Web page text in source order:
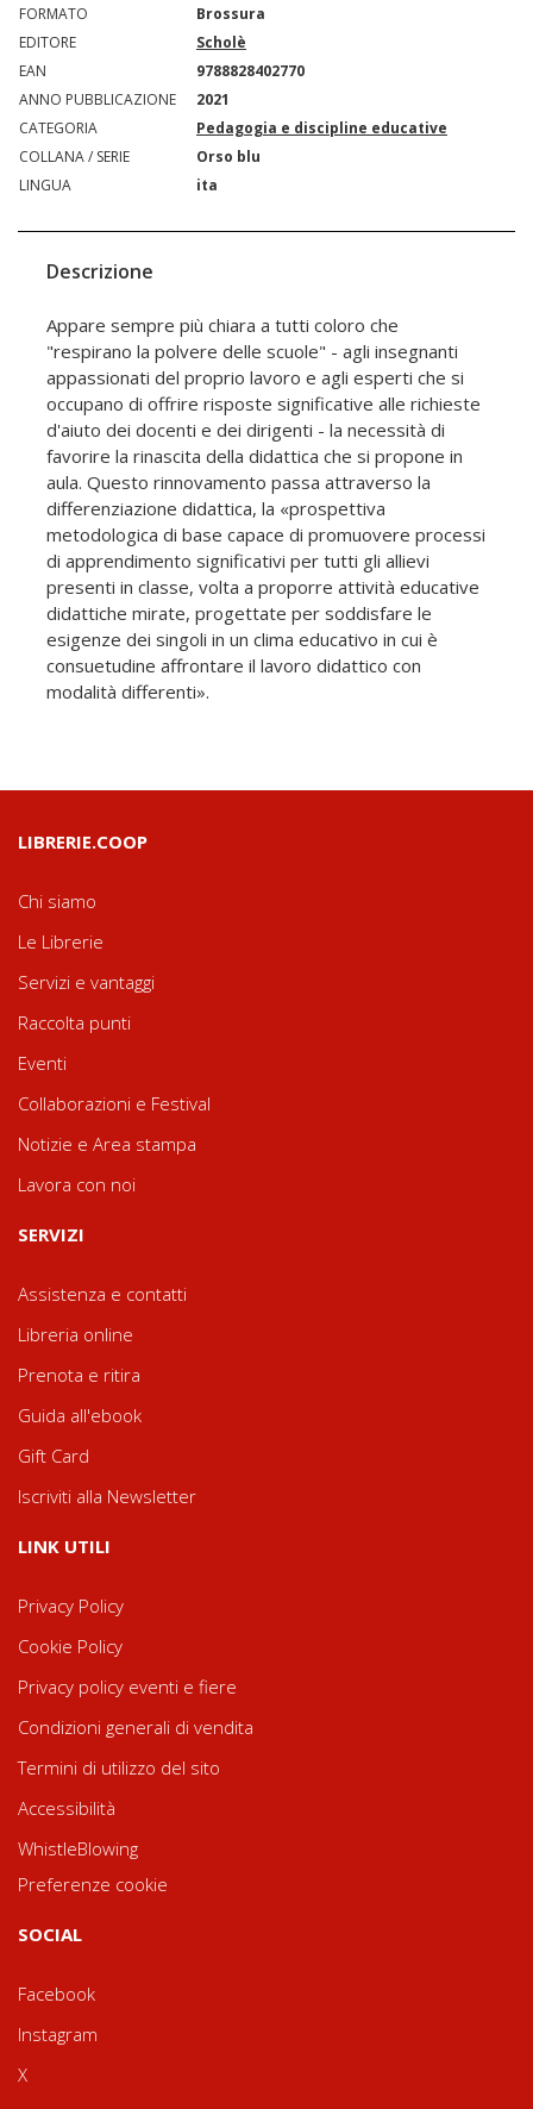
FORMATO
Brossura
EDITORE
Scholè
EAN
9788828402770
ANNO PUBBLICAZIONE
2021
CATEGORIA
Pedagogia e discipline educative
COLLANA / SERIE
Orso blu
LINGUA
ita
Descrizione
Appare sempre più chiara a tutti coloro che
"respirano la polvere delle scuole" - agli insegnanti
appassionati del proprio lavoro e agli esperti che si
occupano di offrire risposte significative alle richieste
d'aiuto dei docenti e dei dirigenti - la necessità di
favorire la rinascita della didattica che si propone in
aula. Questo rinnovamento passa attraverso la
differenziazione didattica, la «prospettiva
metodologica di base capace di promuovere processi
di apprendimento significativi per tutti gli allievi
presenti in classe, volta a proporre attività educative
didattiche mirate, progettate per soddisfare le
esigenze dei singoli in un clima educativo in cui è
consuetudine affrontare il lavoro didattico con
modalità differenti».
LIBRERIE.COOP
Chi siamo
Le Librerie
Servizi e vantaggi
Raccolta punti
Eventi
Collaborazioni e Festival
Notizie e Area stampa
Lavora con noi
SERVIZI
Assistenza e contatti
Libreria online
Prenota e ritira
Guida all'ebook
Gift Card
Iscriviti alla Newsletter
LINK UTILI
Privacy Policy
Cookie Policy
Privacy policy eventi e fiere
Condizioni generali di vendita
Termini di utilizzo del sito
Accessibilità
WhistleBlowing
Preferenze cookie
SOCIAL
Facebook
Instagram
X